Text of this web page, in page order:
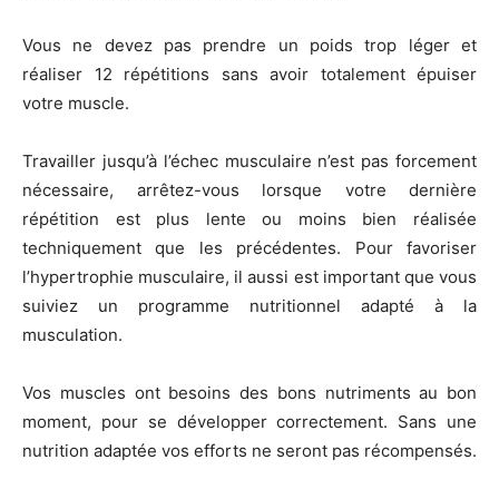
Vous ne devez pas prendre un poids trop léger et
réaliser 12 répétitions sans avoir totalement épuiser
votre muscle.
Travailler jusqu’à l’échec musculaire n’est pas forcement
nécessaire, arrêtez-vous lorsque votre dernière
répétition est plus lente ou moins bien réalisée
techniquement que les précédentes. Pour favoriser
l’hypertrophie musculaire, il aussi est important que vous
suiviez un programme nutritionnel adapté à la
musculation.
Vos muscles ont besoins des bons nutriments au bon
moment, pour se développer correctement. Sans une
nutrition adaptée vos efforts ne seront pas récompensés.